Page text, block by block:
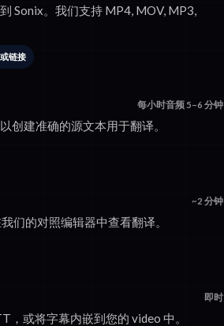
Sonix。我们支持 MP4, MOV, MP3,
链接
每小时音频 5–6 分钟
创建准确的源文本用于翻译。
~2 分钟
们的对照编辑器中查看翻译。
即时
，或将字幕内嵌到您的 video 中。